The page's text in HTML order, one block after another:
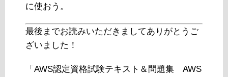
に使おう。
最後までお読みいただきましてありがとうご
ざいました！
「AWS認定資格試験テキスト＆問題集 AWS